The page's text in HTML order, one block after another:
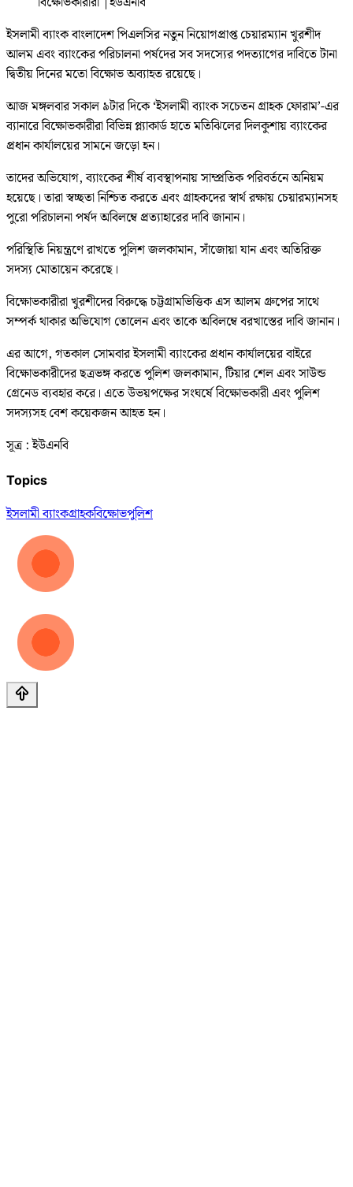
ইসলামী ব্যাংক বাংলাদেশ পিএলসির নতুন নিয়োগপ্রাপ্ত চেয়ারম্যান খুরশীদ
আলম এবং ব্যাংকের পরিচালনা পর্ষদের সব সদস্যের পদত্যাগের দাবিতে টানা
দ্বিতীয় দিনের মতো বিক্ষোভ অব্যাহত রয়েছে।
আজ মঙ্গলবার সকাল ৯টার দিকে ‘ইসলামী ব্যাংক সচেতন গ্রাহক ফোরাম’-এর
ব্যানারে বিক্ষোভকারীরা বিভিন্ন প্ল্যাকার্ড হাতে মতিঝিলের দিলকুশায় ব্যাংকের
প্রধান কার্যালয়ের সামনে জড়ো হন।
তাদের অভিযোগ, ব্যাংকের শীর্ষ ব্যবস্থাপনায় সাম্প্রতিক পরিবর্তনে অনিয়ম
হয়েছে। তারা স্বচ্ছতা নিশ্চিত করতে এবং গ্রাহকদের স্বার্থ রক্ষায় চেয়ারম্যানসহ
পুরো পরিচালনা পর্ষদ অবিলম্বে প্রত্যাহারের দাবি জানান।
পরিস্থিতি নিয়ন্ত্রণে রাখতে পুলিশ জলকামান, সাঁজোয়া যান এবং অতিরিক্ত
সদস্য মোতায়েন করেছে।
বিক্ষোভকারীরা খুরশীদের বিরুদ্ধে চট্টগ্রামভিত্তিক এস আলম গ্রুপের সাথে
সম্পর্ক থাকার অভিযোগ তোলেন এবং তাকে অবিলম্বে বরখাস্তের দাবি জানান।
এর আগে, গতকাল সোমবার ইসলামী ব্যাংকের প্রধান কার্যালয়ের বাইরে
বিক্ষোভকারীদের ছত্রভঙ্গ করতে পুলিশ জলকামান, টিয়ার শেল এবং সাউন্ড
গ্রেনেড ব্যবহার করে। এতে উভয়পক্ষের সংঘর্ষে বিক্ষোভকারী এবং পুলিশ
সদস্যসহ বেশ কয়েকজন আহত হন।
সূত্র : ইউএনবি
Topics
ইসলামী ব্যাংকগ্রাহকবিক্ষোভপুলিশ